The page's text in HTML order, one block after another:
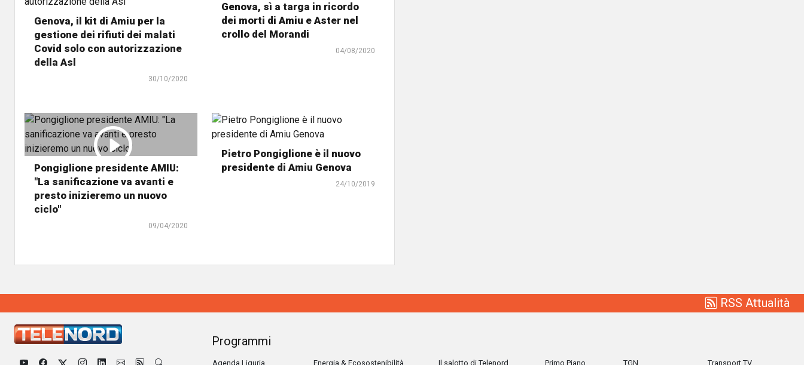
Genova, il kit di Amiu per la
gestione dei rifiuti dei malati
Covid solo con autorizzazione
della Asl
30/10/2020
Genova, sì a targa in ricordo
dei morti di Amiu e Aster nel
crollo del Morandi
04/08/2020
Pongiglione presidente AMIU:
"La sanificazione va avanti e
presto inizieremo un nuovo
ciclo"
09/04/2020
Pietro Pongiglione è il nuovo
presidente di Amiu Genova
24/10/2019
RSS Attualità
Programmi
Agenda Liguria Energia & Ecosostenibilità Il salotto di Telenord Primo Piano TGN Transport TV